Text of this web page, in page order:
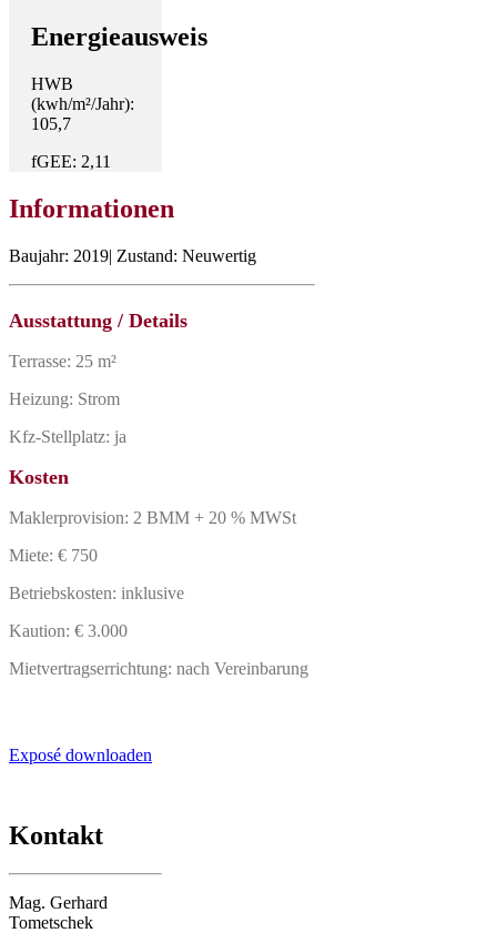
Energieausweis
HWB
(kwh/m²/Jahr):
105,7
fGEE: 2,11
Informationen
Baujahr: 2019| Zustand: Neuwertig
Ausstattung / Details
Terrasse: 25 m²
Heizung: Strom
Kfz-Stellplatz: ja
Kosten
Maklerprovision: 2 BMM + 20 % MWSt
Miete: € 750
Betriebskosten: inklusive
Kaution: € 3.000
Mietvertragserrichtung: nach Vereinbarung
Exposé downloaden
Kontakt
Mag. Gerhard
Tometschek